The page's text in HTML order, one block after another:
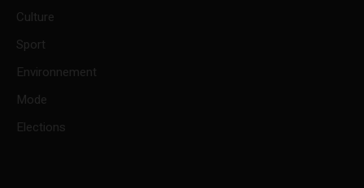
Culture
Sport
Environnement
Mode
Elections